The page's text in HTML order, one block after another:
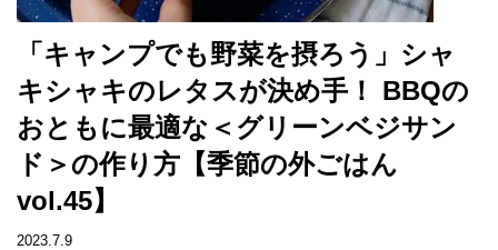
「キャンプでも野菜を摂ろう」シャ
キシャキのレタスが決め手！ BBQの
おともに最適な＜グリーンベジサン
ド＞の作り方【季節の外ごはん
vol.45】
2023.7.9